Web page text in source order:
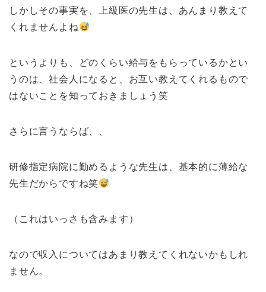
しかしその事実を、上級医の先生は、あんまり教えて
くれませんよね
というよりも、どのくらい給与をもらっているかとい
うのは、社会人になると、お互い教えてくれるもので
はないことを知っておきましょう笑
さらに言うならば、、
研修指定病院に勤めるような先生は、基本的に薄給な
先生だからですね笑
（これはいっさも含みます）
なので収入についてはあまり教えてくれないかもしれ
ません。